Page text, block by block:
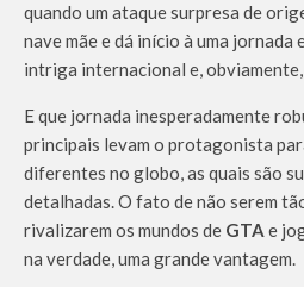
quando um ataque surpresa de
nave mãe e dá início à uma
intriga internacional e, obviamente,
E que jornada inesperadamente
principais levam o protagonista
diferentes no globo, as quais são
detalhadas. O fato de não serem
rivalizarem os mundos de GTA e
na verdade, uma grande vantagem.